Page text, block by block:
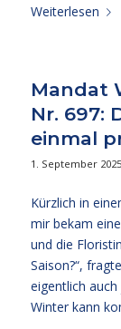
Weiterlesen
Mandat
Nr. 697:
einmal
1. September 2025
Kürzlich in
mir bekam
und die
Saison?“,
eigentlich
Winter kann